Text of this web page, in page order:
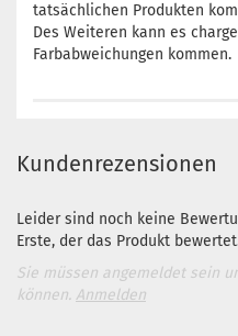
tatsächlichen Produkten
Des Weiteren kann es
Farbabweichungen kommen.
Kundenrezensionen
Leider sind noch keine
Erste, der das Produkt
Sie müssen angemeldet sein
können. Anmelden